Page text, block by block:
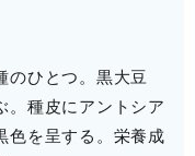
のひとつ。黒大豆
。種皮にアントシア
色を呈する。栄養成